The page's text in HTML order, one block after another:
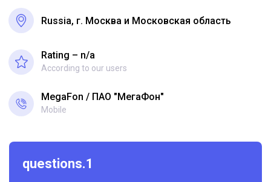
Russia, г. Москва и Московская область
Rating – n/a
According to our users
MegaFon ПАО "МегаФон"
Mobile
questions.1